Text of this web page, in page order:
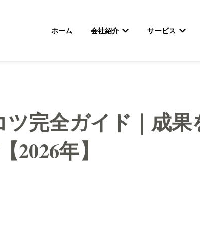
ホーム 会社紹介
会社紹介のサブメニ
サービス
サー
完全ガイド｜成
年】